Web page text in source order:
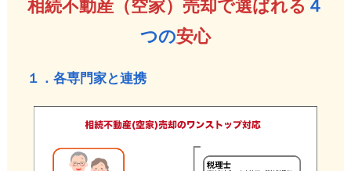
相続不動産（空家）売却で選ばれる ４
つの安心
１．各専門家と連携